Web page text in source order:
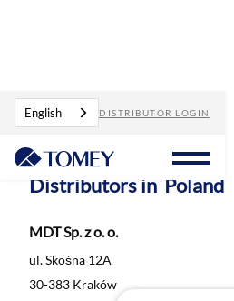
English DISTRIBUTOR LOGIN
Distributors Poland
Distributors in Poland
MDT Sp. z o. o.
ul. Skośna 12A
30-383 Kraków